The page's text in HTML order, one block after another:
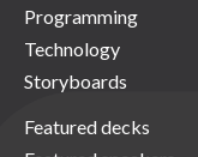
Programming
Technology
Storyboards
Featured decks